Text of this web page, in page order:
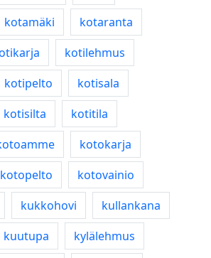
kotamäki
kotaranta
kotilehmus
kotipelto
kotisala
kotisilta
kotitila
kotokarja
kotopelto
kotovainio
kukkohovi
kullankana
kuutupa
kylälehmus